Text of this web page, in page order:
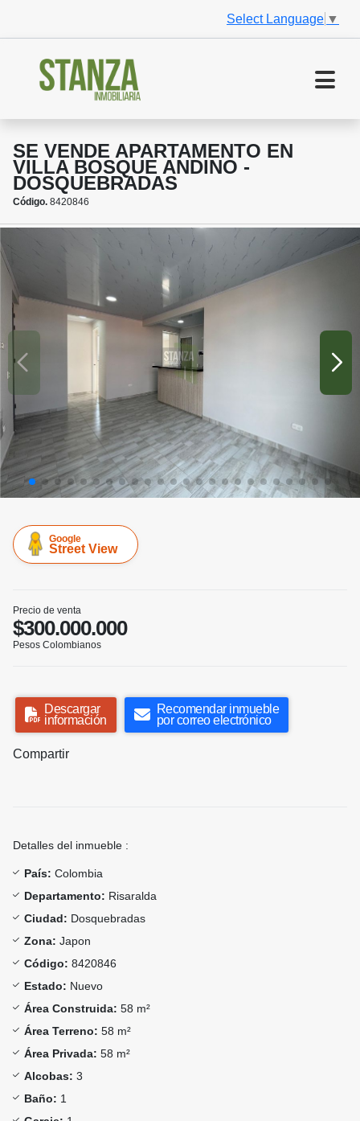
Select Language ▼
SE VENDE APARTAMENTO EN
VILLA BOSQUE ANDINO -
DOSQUEBRADAS
Código. 8420846
Google
Street View
Precio de venta
$300.000.000
Pesos Colombianos
Descargar
información
Recomendar inmueble
por correo electrónico
Compartir
Detalles del inmueble :
País: Colombia
Departamento: Risaralda
Ciudad: Dosquebradas
Zona: Japon
Código: 8420846
Estado: Nuevo
Área Construida: 58 m²
Área Terreno: 58 m²
Área Privada: 58 m²
Alcobas: 3
Baño: 1